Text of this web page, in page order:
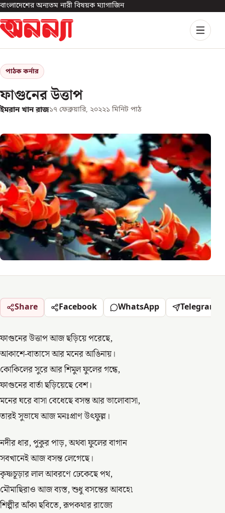
বাংলাদেশের অন্যতম নারী বিষয়ক ম্যাগাজিন
পাঠক কর্নার
ফাগুনের উত্তাপ
ইমরান খান রাজ১৭ ফেব্রুয়ারি, ২০২২১ মিনিট পাঠ
Share Facebook WhatsApp Telegram
ফাগুনের উত্তাপ আজ ছড়িয়ে পরেছে,
আকাশে-বাতাসে আর মনের আঙিনায়।
কোকিলের সুরে আর শিমুল ফুলের গন্ধে,
ফাগুনের বার্তা ছড়িয়েছে বেশ।
মনের ঘরে বাসা বেধেছে বসন্ত আর ভালোবাসা,
তারই সুভাষে আজ মনঃপ্রাণ উৎফুল্ল।
নদীর ধার, পুকুর পাড়, অথবা ফুলের বাগান
সবখানেই আজ বসন্ত লেগেছে।
কৃষ্ণচূড়ার লাল আবরণে ঢেকেছে পথ,
মৌমাছিরাও আজ ব্যস্ত, শুধু বসন্তের আবহে৷
শিল্পীর আঁকা ছবিতে, রূপকথার রাজ্যে